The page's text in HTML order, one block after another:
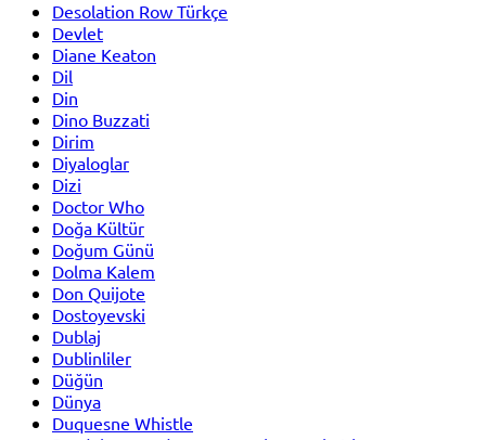
Desolation Row Türkçe
Devlet
Diane Keaton
Dil
Din
Dino Buzzati
Dirim
Diyaloglar
Dizi
Doctor Who
Doğa Kültür
Doğum Günü
Dolma Kalem
Don Quijote
Dostoyevski
Dublaj
Dublinliler
Düğün
Dünya
Duquesne Whistle